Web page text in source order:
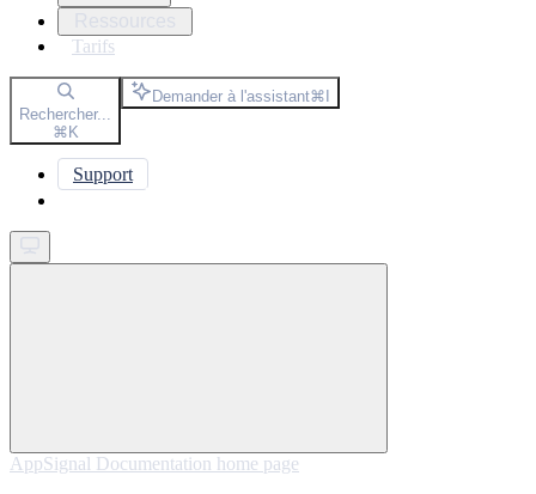
Tarifs
Rechercher...
⌘K
Demander à l'assistant⌘I
Support
AppSignal Documentation home page